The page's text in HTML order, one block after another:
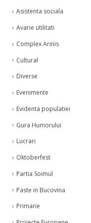
Asistenta sociala
Avarie utilitati
Complex Arinis
Cultural
Diverse
Evenimente
Evidenta populatiei
Gura Humorului
Lucrari
Oktoberfest
Partia Soimul
Paste in Bucovina
Primarie